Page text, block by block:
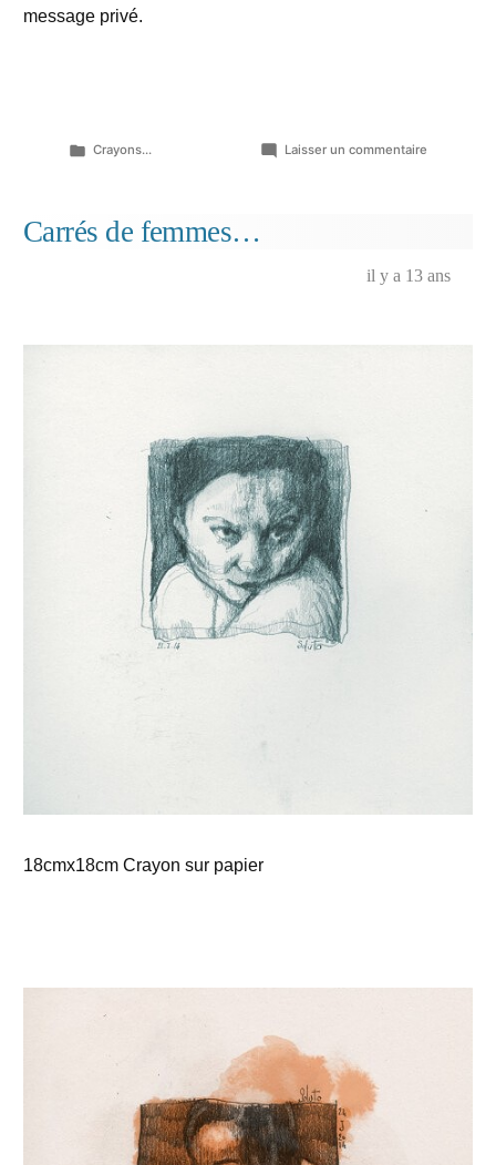
message privé.
Publié
Crayons... Laisser un commentairesur
Carrés de femmes…
il y a 13 ans
18cmx18cm Crayon sur papier